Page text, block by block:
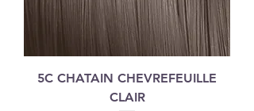
5C CHATAIN CHEVREFEUILLE
CLAIR